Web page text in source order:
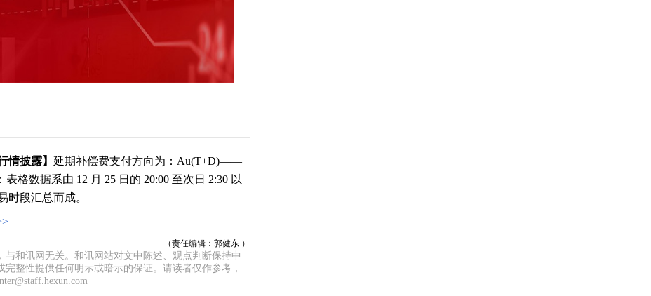
情披露】 延期补偿费支付方向为：Au(T+D)——
格数据系由 12 月 25 日的 20:00 至次日 2:30 以
时段汇总而成。
（责任编辑：郭健东 ）
与和讯网无关。和讯网站对文中陈述、观点判断保持中
整性提供任何明示或暗示的保证。请读者仅作参考，